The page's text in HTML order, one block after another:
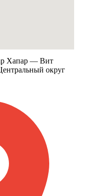
Хапар — Вит
округ